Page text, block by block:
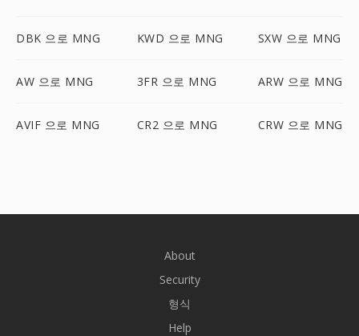
DBK 으로 MNG KWD 으로 MNG SXW 으로 MNG
AW 으로 MNG 3FR 으로 MNG ARW 으로 MNG
AVIF 으로 MNG CR2 으로 MNG CRW 으로 MNG
About
Security
형식
Help